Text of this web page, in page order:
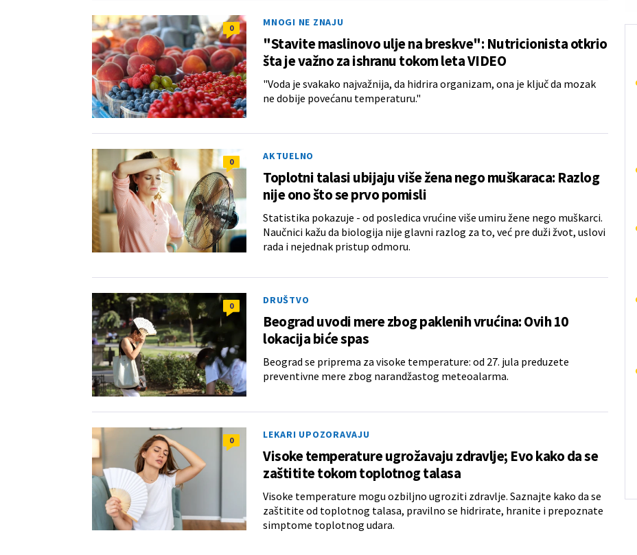
0 MNOGI NE ZNAJU
"Stavite maslinovo ulje na breskve": Nutricionista otkrio
šta je važno za ishranu tokom leta VIDEO
"Voda je svakako najvažnija, da hidrira organizam, ona je ključ da mozak
ne dobije povećanu temperaturu."
0 AKTUELNO
Toplotni talasi ubijaju više žena nego muškaraca: Razlog
nije ono što se prvo pomisli
Statistika pokazuje - od posledica vrućine više umiru žene nego muškarci.
Naučnici kažu da biologija nije glavni razlog za to, već pre duži žvot, uslovi
rada i nejednak pristup odmoru.
0 DRUŠTVO
Beograd uvodi mere zbog paklenih vrućina: Ovih 10
lokacija biće spas
Beograd se priprema za visoke temperature: od 27. jula preduzete
preventivne mere zbog narandžastog meteoalarma.
0 LEKARI UPOZORAVAJU
Visoke temperature ugrožavaju zdravlje; Evo kako da se
zaštitite tokom toplotnog talasa
Visoke temperature mogu ozbiljno ugroziti zdravlje. Saznajte kako da se
zaštitite od toplotnog talasa, pravilno se hidrirate, hranite i prepoznate
simptome toplotnog udara.